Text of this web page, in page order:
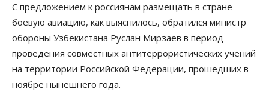
С предложением к россиянам размещать в стране
боевую авиацию, как выяснилось, обратился министр
обороны Узбекистана Руслан Мирзаев в период
проведения совместных антитеррористических учений
на территории Российской Федерации, прошедших в
ноябре нынешнего года.